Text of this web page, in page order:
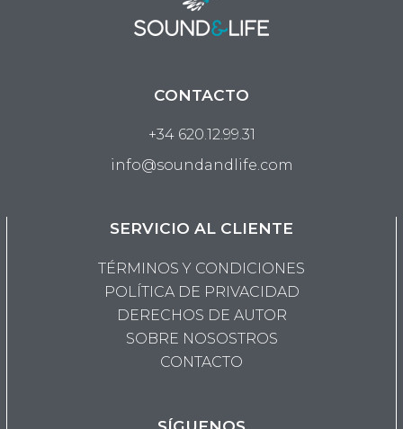
CONTACTO
+34 620.12.99.31
info@soundandlife.com
SERVICIO AL CLIENTE
TÉRMINOS Y CONDICIONES
POLÍTICA DE PRIVACIDAD
DERECHOS DE AUTOR
SOBRE NOSOSTROS
CONTACTO